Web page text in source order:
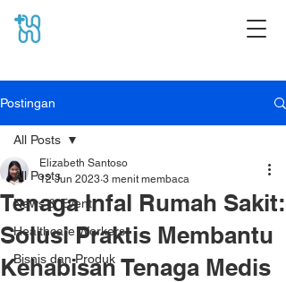
Postingan
All Posts
News & Event
Healthcare Workers
Bisnis dan Produk
All Posts
Tenaga Infal Rumah Sakit:
Solusi Praktis Membantu
Kehabisan Tenaga Medis
Elizabeth Santoso
12 Jun 2023 3 menit membaca